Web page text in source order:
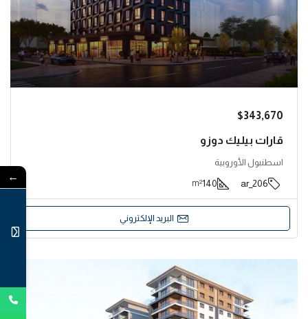
$343,670
قارات بيليك دوزو
اسطنبول الأوروبية
206_ar
140
m²
البريد الإلكتروني
←